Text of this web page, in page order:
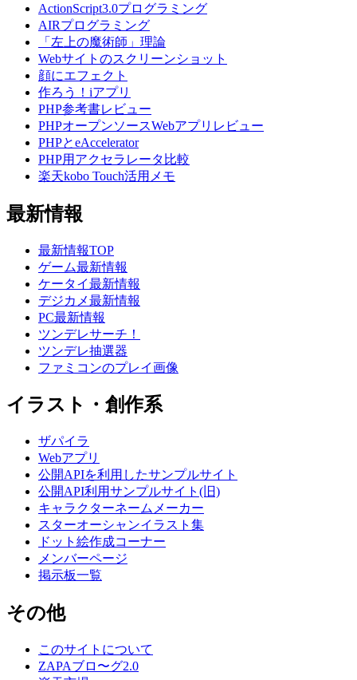
ActionScript3.0プログラミング
AIRプログラミング
「左上の魔術師」理論
Webサイトのスクリーンショット
顔にエフェクト
作ろう！iアプリ
PHP参考書レビュー
PHPオープンソースWebアプリレビュー
PHPとeAccelerator
PHP用アクセラレータ比較
楽天kobo Touch活用メモ
最新情報
最新情報TOP
ゲーム最新情報
ケータイ最新情報
デジカメ最新情報
PC最新情報
ツンデレサーチ！
ツンデレ抽選器
ファミコンのプレイ画像
イラスト・創作系
ザパイラ
Webアプリ
公開APIを利用したサンプルサイト
公開API利用サンプルサイト(旧)
キャラクターネームメーカー
スターオーシャンイラスト集
ドット絵作成コーナー
メンバーページ
掲示板一覧
その他
このサイトについて
ZAPAブロ〜グ2.0